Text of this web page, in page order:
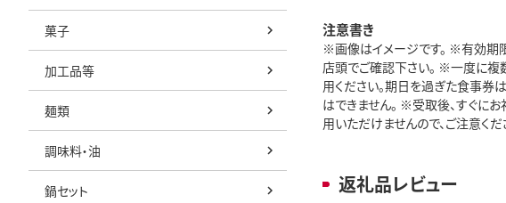
菓子
加工品等
麺類
調味料・油
鍋セット
注意書き
※画像はイメージです。 ※有効期
店頭でご確認下さい。 ※一度に複
用ください。期日を過ぎた食事券
はできません。 ※受取後、すぐに
用いただけませんので、ご注意く
返礼品レビュー